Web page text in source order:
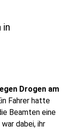
in
Drogen am
Fahrer hatte
Beamten eine
war dabei, ihr